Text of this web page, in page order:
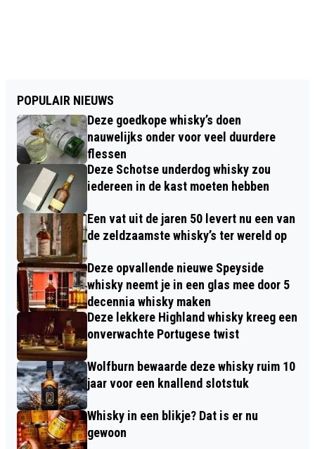
POPULAIR NIEUWS
Deze goedkope whisky’s doen
nauwelijks onder voor veel duurdere
flessen
Deze Schotse underdog whisky zou
iedereen in de kast moeten hebben
Een vat uit de jaren 50 levert nu een van
de zeldzaamste whisky’s ter wereld op
Deze opvallende nieuwe Speyside
whisky neemt je in een glas mee door 5
decennia whisky maken
Deze lekkere Highland whisky kreeg een
onverwachte Portugese twist
Wolfburn bewaarde deze whisky ruim 10
jaar voor een knallend slotstuk
Whisky in een blikje? Dat is er nu
gewoon